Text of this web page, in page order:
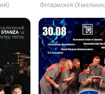
Філармонія